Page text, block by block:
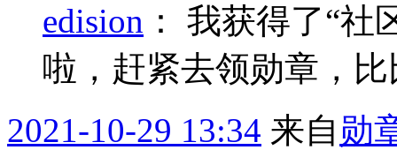
edision ： 我获得了“社
啦，赶紧去领勋章，
2021-10-29 13:34 来自 勋